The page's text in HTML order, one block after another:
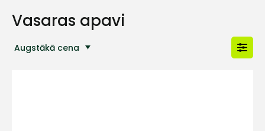
Vasaras apavi
Augstākā cena